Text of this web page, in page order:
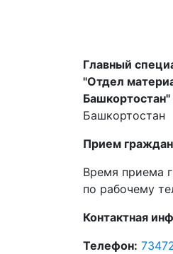
Главный
"Отдел
Башкортостан"
Башкортостан
Прием
Время приема
по рабочему
Контактная
Телефон: